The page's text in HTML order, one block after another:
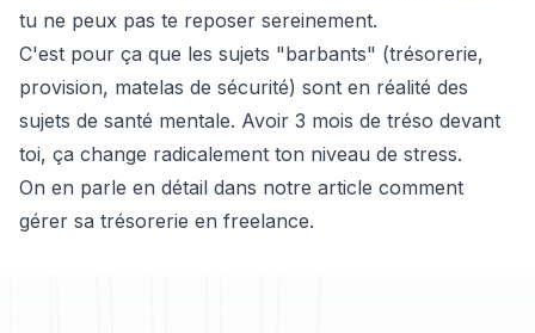
tu ne peux pas te reposer sereinement.
C'est pour ça que les sujets "barbants" (trésorerie,
provision, matelas de sécurité) sont en réalité des
sujets de santé mentale. Avoir 3 mois de tréso devant
toi, ça change radicalement ton niveau de stress.
On en parle en détail dans notre article comment
gérer sa trésorerie en freelance.